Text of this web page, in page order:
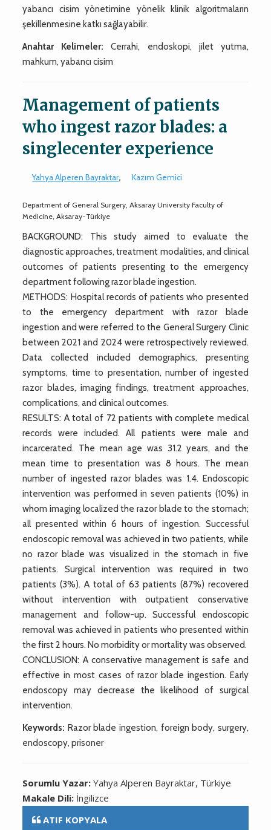
yabancı cisim yönetimine yönelik klinik algoritmaların
şekillenmesine katkı sağlayabilir.
Anahtar Kelimeler: Cerrahi, endoskopi, jilet yutma,
mahkum, yabancı cisim
Management of patients
who ingest razor blades: a
singlecenter experience
Yahya Alperen Bayraktar, Kazım Gemici
Department of General Surgery, Aksaray University Faculty of
Medicine, Aksaray-Türkiye
BACKGROUND: This study aimed to evaluate the
diagnostic approaches, treatment modalities, and clinical
outcomes of patients presenting to the emergency
department following razor blade ingestion.
METHODS: Hospital records of patients who presented
to the emergency department with razor blade
ingestion and were referred to the General Surgery Clinic
between 2021 and 2024 were retrospectively reviewed.
Data collected included demographics, presenting
symptoms, time to presentation, number of ingested
razor blades, imaging findings, treatment approaches,
complications, and clinical outcomes.
RESULTS: A total of 72 patients with complete medical
records were included. All patients were male and
incarcerated. The mean age was 31.2 years, and the
mean time to presentation was 8 hours. The mean
number of ingested razor blades was 1.4. Endoscopic
intervention was performed in seven patients (10%) in
whom imaging localized the razor blade to the stomach;
all presented within 6 hours of ingestion. Successful
endoscopic removal was achieved in two patients, while
no razor blade was visualized in the stomach in five
patients. Surgical intervention was required in two
patients (3%). A total of 63 patients (87%) recovered
without intervention with outpatient conservative
management and follow-up. Successful endoscopic
removal was achieved in patients who presented within
the first 2 hours. No morbidity or mortality was observed.
CONCLUSION: A conservative management is safe and
effective in most cases of razor blade ingestion. Early
endoscopy may decrease the likelihood of surgical
intervention.
Keywords: Razor blade ingestion, foreign body, surgery,
endoscopy, prisoner
Sorumlu Yazar:Yahya Alperen Bayraktar, Türkiye
Makale Dili: İngilizce
ATIF KOPYALA